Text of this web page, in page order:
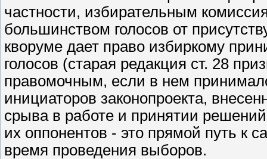
частности, избирательным
большинством голосов от
кворуме дает право избиркому
голосов (старая редакция ст. 28
правомочным, если в нем
инициаторов законопроекта,
срыва в работе и принятии
их оппонентов - это прямой путь
время проведения выборов.